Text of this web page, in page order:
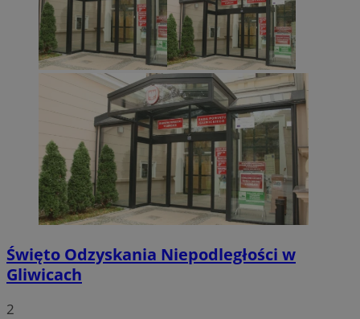
Święto Odzyskania Niepodległości w
Gliwicach
2